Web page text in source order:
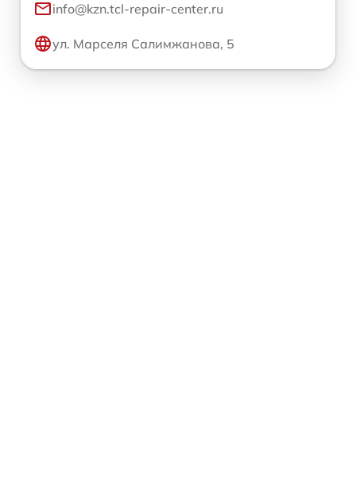
info@kzn.tcl-repair-center.ru
ул. Марселя Салимжанова, 5